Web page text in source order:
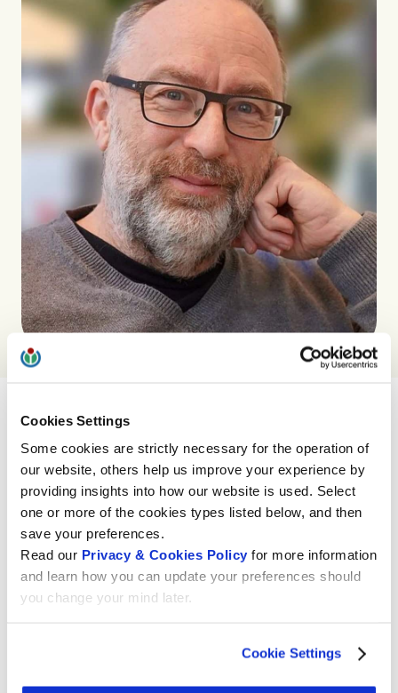
Cookies Settings
Some cookies are strictly necessary for the operation of
our website, others help us improve your experience by
providing insights into how our website is used. Select
one or more of the cookies types listed below, and then
save your preferences.
Read our Privacy & Cookies Policy for more information
and learn how you can update your preferences should
you change your mind later.
Cookie Settings
Il nostro lavoro
Wikimedia CH ha il ruolo di facilitare la diffusione
della libera conoscenza per una società informata
e aperta. Permettiamo alla nostra comunità di
redattori volontari di condividere informazioni su
Wikipedia e altre piattaforme Wikimedia;
collaboriamo inoltre con organizzazioni che
condividono gli stessi obiettivi per rendere
conoscenza libera in ambito politico in Svizzera, a